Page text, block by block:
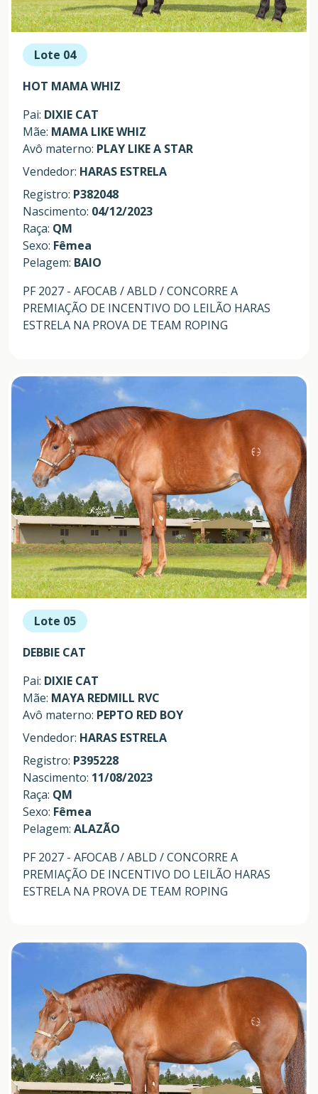
Lote 04
HOT MAMA WHIZ
Pai: DIXIE CAT
Mãe: MAMA LIKE WHIZ
Avô materno: PLAY LIKE A STAR
Vendedor: HARAS ESTRELA
Registro: P382048
Nascimento: 04/12/2023
Raça: QM
Sexo: Fêmea
Pelagem: BAIO
PF 2027 - AFOCAB / ABLD / CONCORRE A
PREMIAÇÃO DE INCENTIVO DO LEILÃO HARAS
ESTRELA NA PROVA DE TEAM ROPING
Lote 05
DEBBIE CAT
Pai: DIXIE CAT
Mãe: MAYA REDMILL RVC
Avô materno: PEPTO RED BOY
Vendedor: HARAS ESTRELA
Registro: P395228
Nascimento: 11/08/2023
Raça: QM
Sexo: Fêmea
Pelagem: ALAZÃO
PF 2027 - AFOCAB / ABLD / CONCORRE A
PREMIAÇÃO DE INCENTIVO DO LEILÃO HARAS
ESTRELA NA PROVA DE TEAM ROPING